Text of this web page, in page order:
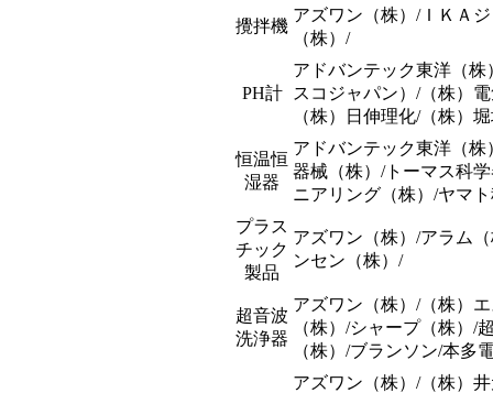
攪拌機
アズワン（株）/ＩＫＡ
（株）/
PH計
アドバンテック東洋（
スコジャパン）/（株）
（株）日伸理化/（株）
恒温恒
湿器
アドバンテック東洋（
器械（株）/トーマス科
ニアリング（株）/ヤマ
プラス
チック
製品
アズワン（株）/アラム
ンセン（株）/
超音波
洗浄器
アズワン（株）/（株）
（株）/シャープ（株）/
（株）/ブランソン/本多
アズワン（株）/（株）